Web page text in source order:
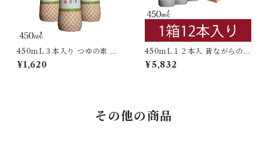
450ｍL３本入り つゆの素 密
封ボトル
¥1,620
450ｍL１２本入 昔ながらのお
醤油 密封ボトル
¥5,832
その他の商品